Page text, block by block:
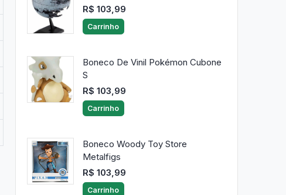
R$ 103,99
Carrinho
Boneco De Vinil Pokémon Cubone
S
R$ 103,99
Carrinho
Boneco Woody Toy Store
Metalfigs
R$ 103,99
Carrinho